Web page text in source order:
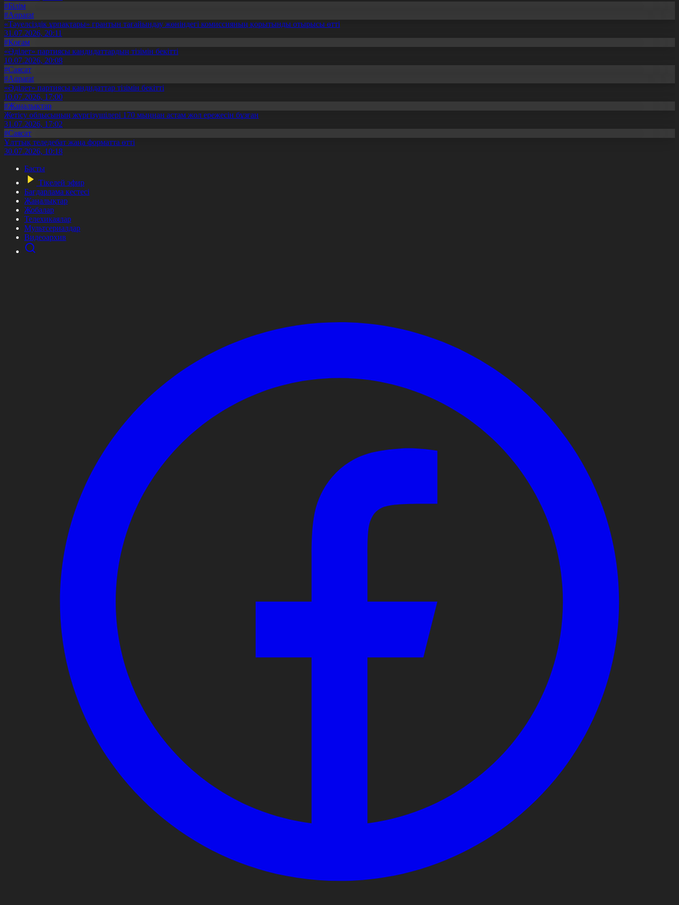
#Білім
#Aqparat
«Тәуелсіздік ұрпақтары» грантын тағайындау жөніндегі комиссияның қорытынды отырысы өтті
31.07.2026, 20:11
#Қоғам
«Әділет» партиясы кандидаттардың тізімін бекітті
10.07.2026, 20:08
#Саясат
#Aqparat
«Әділет» партиясы кандидаттар тізімін бекітті
10.07.2026, 17:00
#Жаңалықтар
Жетісу облысының жүргізушілері 170 мыңнан астам жол ережесін бұзған
31.07.2026, 17:02
#Саясат
Ұлттық теледебат жаңа форматта өтті
30.07.2026, 10:18
Басты
Тікелей эфир
Бағдарлама кестесі
Жаңалықтар
Жобалар
Телехикаялар
Мультсериалдар
Видеоархив